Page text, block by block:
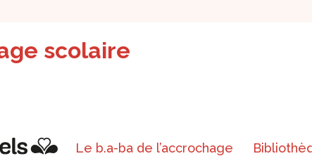
scolaire
Le b.a-ba de l’accrochage